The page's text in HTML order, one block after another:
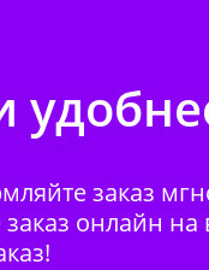
заказ
онлайн